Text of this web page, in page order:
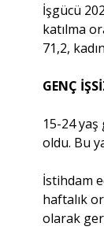
İşgücü
katılma
71,2,
GENÇ
15-24
oldu. Bu
İstihdam
haftalık
olarak